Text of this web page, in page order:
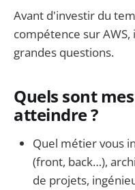
Avant d'investir du
compétence sur
grandes questions.
Quels sont
atteindre ?
Quel métier vous
(front, back…),
de projets,